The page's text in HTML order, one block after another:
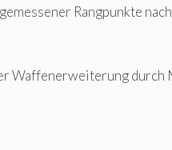
Rangpunkte
Waffenerweiterung durch